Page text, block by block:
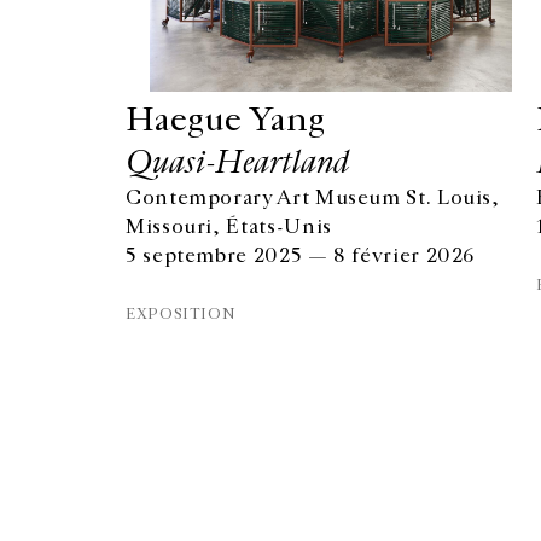
Haegue Yang
Quasi-Heartland
Contemporary Art Museum St. Louis,
Missouri, États-Unis
5 septembre 2025 — 8 février 2026
EXPOSITION
GALERIE CHANTAL CROUSEL
10 RUE CHARLOT, 75003 PARIS